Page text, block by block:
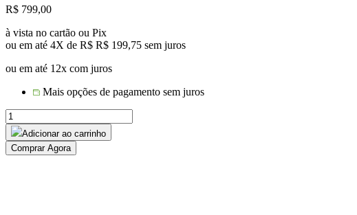
R$ 799,00
à vista no cartão ou Pix
ou em até 4X de R$ R$ 199,75 sem juros
ou em até 12x com juros
Mais opções de pagamento sem juros
PUFF
SEAT
GARDEN
SENSE
Adicionar ao carrinho
Comprar Agora